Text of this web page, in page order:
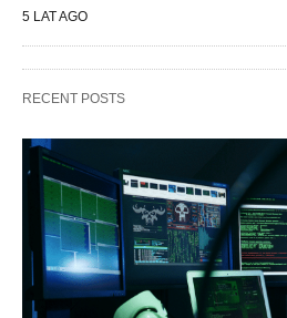
5 LAT AGO
RECENT POSTS